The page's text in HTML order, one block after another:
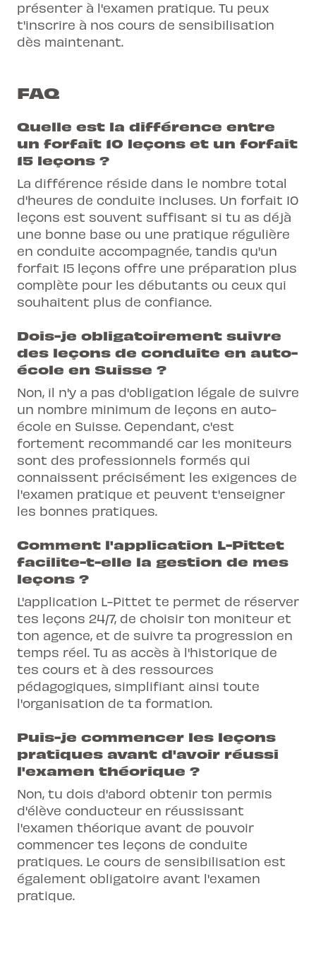
présenter à l'examen pratique. Tu peux
t'inscrire à nos cours de sensibilisation
dès maintenant.
FAQ
Quelle est la différence entre
un forfait 10 leçons et un forfait
15 leçons ?
La différence réside dans le nombre total
d'heures de conduite incluses. Un forfait 10
leçons est souvent suffisant si tu as déjà
une bonne base ou une pratique régulière
en conduite accompagnée, tandis qu'un
forfait 15 leçons offre une préparation plus
complète pour les débutants ou ceux qui
souhaitent plus de confiance.
Dois-je obligatoirement suivre
des leçons de conduite en auto-
école en Suisse ?
Non, il n'y a pas d'obligation légale de suivre
un nombre minimum de leçons en auto-
école en Suisse. Cependant, c'est
fortement recommandé car les moniteurs
sont des professionnels formés qui
connaissent précisément les exigences de
l'examen pratique et peuvent t'enseigner
les bonnes pratiques.
Comment l'application L-Pittet
facilite-t-elle la gestion de mes
leçons ?
L'application L-Pittet te permet de réserver
tes leçons 24/7, de choisir ton moniteur et
ton agence, et de suivre ta progression en
temps réel. Tu as accès à l'historique de
tes cours et à des ressources
pédagogiques, simplifiant ainsi toute
l'organisation de ta formation.
Puis-je commencer les leçons
pratiques avant d'avoir réussi
l'examen théorique ?
Non, tu dois d'abord obtenir ton permis
d'élève conducteur en réussissant
l'examen théorique avant de pouvoir
commencer tes leçons de conduite
pratiques. Le cours de sensibilisation est
également obligatoire avant l'examen
pratique.